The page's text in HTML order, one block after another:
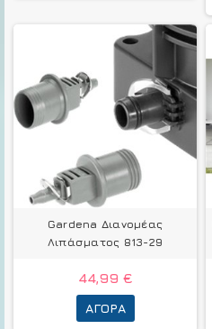
Gardena Διανομέας
Λιπάσματος 813-29
44,99 €
ΑΓΟΡΆ